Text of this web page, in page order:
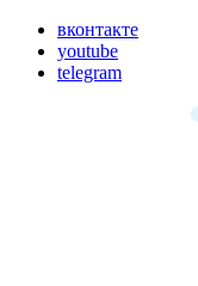
вконтакте
youtube
telegram